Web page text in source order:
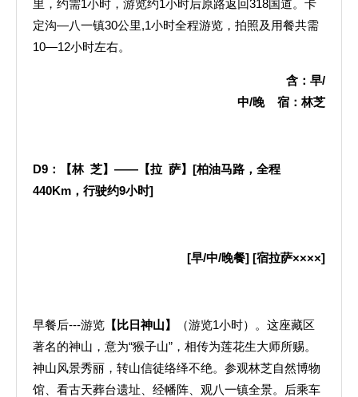
里，约需1小时，游览约1小时后原路返回318国道。卡
定沟—八一镇30公里,1小时全程游览，拍照及用餐共需
10—12小时左右。
含：早/
中/晚 宿：林芝
D9 ：【林 芝】——【拉 萨】 [柏油马路，全程
440Km ，行驶约9小时]
[早/中/晚餐] [宿拉萨××××]
早餐后---游览 【比日神山】
（游览1小时）。这座藏区
著名的神山，意为“猴子山”，相传为莲花生大师所赐。
神山风景秀丽，转山信徒络绎不绝。参观林芝自然博物
馆、看古天葬台遗址、经幡阵、观八一镇全景。后乘车